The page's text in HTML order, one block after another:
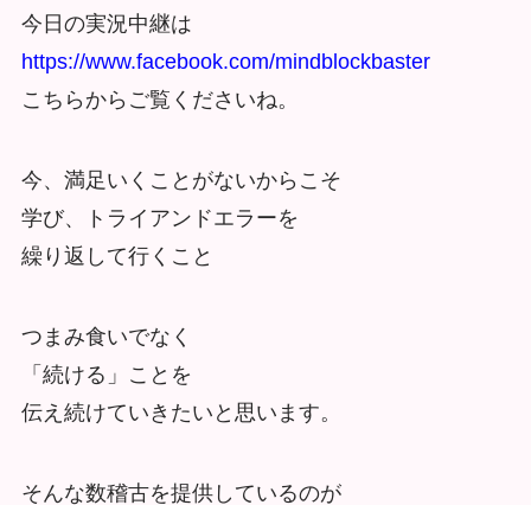
今日の実況中継は
https://www.facebook.com/mindblockbaster
こちらからご覧くださいね。
今、満足いくことがないからこそ
学び、トライアンドエラーを
繰り返して行くこと
つまみ食いでなく
「続ける」ことを
伝え続けていきたいと思います。
そんな数稽古を提供しているのが